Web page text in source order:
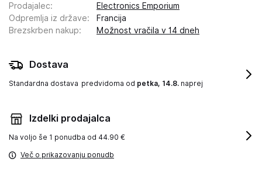
Prodajalec:
Electronics Emporium
Odpremlja iz države:
Francija
Brezskrben nakup: Možnost vračila v 14 dneh
Dostava
Standardna dostava predvidoma od petka, 14.8. naprej
Izdelki prodajalca
Na voljo še 1 ponudba od 44.90 €
Več o prikazovanju ponudb